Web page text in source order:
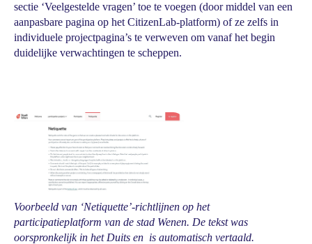
sectie ‘Veelgestelde vragen’ toe te voegen (door middel van een
aanpasbare pagina op het CitizenLab-platform) of ze zelfs in
individuele projectpagina’s te verweven om vanaf het begin
duidelijke verwachtingen te scheppen.
Voorbeeld van ‘Netiquette’-richtlijnen op het
participatieplatform van de stad Wenen. De tekst was
oorspronkelijk in het Duits en is automatisch vertaald.